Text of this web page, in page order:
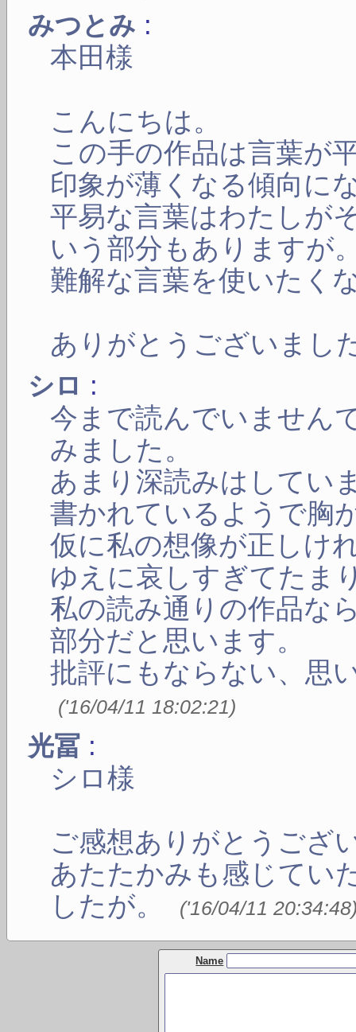
みつとみ :
本田様
こんにちは。
この手の作品は言葉が
印象が薄くなる傾向に
平易な言葉はわたしが
いう部分もありますが
難解な言葉を使いたく
ありがとうございま
シロ :
今まで読んでいません
みました。
あまり深読みはしてい
書かれているようで胸
仮に私の想像が正しけ
ゆえに哀しすぎてたま
私の読み通りの作品な
部分だと思います。
批評にもならない、思
('16/04/11 18:02:21)
光冨 :
シロ様
ご感想ありがとうござ
あたたかみも感じてい
したが。
('16/04/11 20:34:48
Name